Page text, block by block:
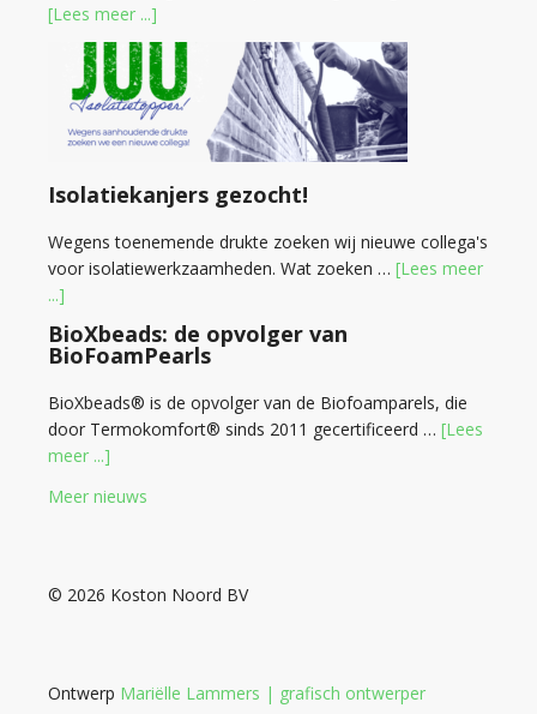
[Lees meer ...]
Isolatiekanjers gezocht!
Wegens toenemende drukte zoeken wij nieuwe collega's
voor isolatiewerkzaamheden. Wat zoeken … [Lees meer
...]
BioXbeads: de opvolger van
BioFoamPearls
BioXbeads® is de opvolger van de Biofoamparels, die
door Termokomfort® sinds 2011 gecertificeerd … [Lees
meer ...]
Meer nieuws
© 2026 Koston Noord BV
Ontwerp Mariëlle Lammers | grafisch ontwerper